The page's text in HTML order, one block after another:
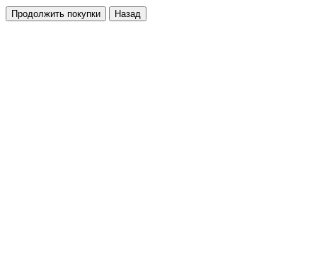
Продолжить покупки Назад